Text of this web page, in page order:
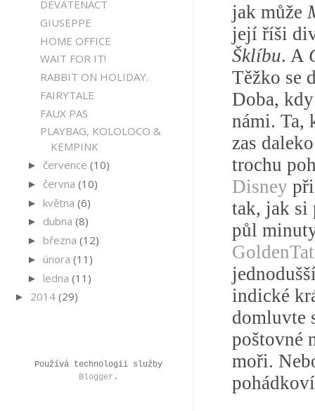
jak může
její říši
Šklíbu. A
Těžko se
Doba,
námi. Ta,
zas
trochu
Disney
tak, jak si
půl
indické
domluvte
poštovné
moři.
DEVATENÁCT
GIUSEPPE
HOME OFFICE
WAIT FOR IT!
RABBIT ON HOLIDAY.
FAIRYTALE
FAUX PAS
PLAYBAG, KOLOLOCO &
KEMPINK
► července (10)
► června (10)
► května (6)
► dubna (8)
► března (12)
► února (11)
► ledna (11)
► 2014 (29)
Používá technologii služby
Blogger .